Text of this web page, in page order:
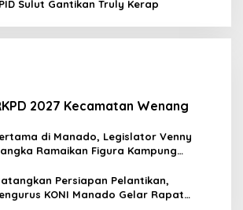
Sulut Gantikan Truly Kerap
2027 Kecamatan Wenang
di Manado, Legislator Venny
Ramaikan Figura Kampung
Persiapan Pelantikan,
KONI Manado Gelar Rapat